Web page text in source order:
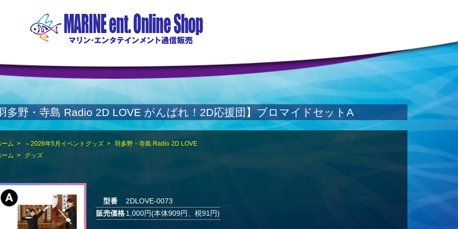
多野・寺島 Radio 2D LOVE がんばれ！2D応援団】ブロマイドセットA
ーム > ～2026年5月イベントグッズ > 羽多野・寺島 Radio 2D LOVE
ーム > グッズ
型番
2DLOVE-0073
販売価格1,000円(本体909円、税91円)